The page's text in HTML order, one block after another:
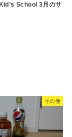
School 3月のサ
その他